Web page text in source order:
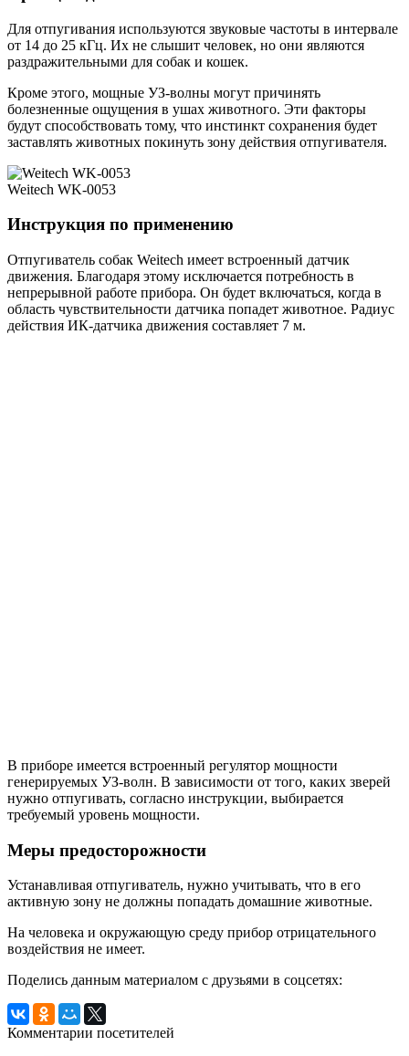
Для отпугивания используются звуковые частоты в интервале
от 14 до 25 кГц. Их не слышит человек, но они являются
раздражительными для собак и кошек.
Кроме этого, мощные УЗ-волны могут причинять
болезненные ощущения в ушах животного. Эти факторы
будут способствовать тому, что инстинкт сохранения будет
заставлять животных покинуть зону действия отпугивателя.
Weitech WK-0053
Инструкция по применению
Отпугиватель собак Weitech имеет встроенный датчик
движения. Благодаря этому исключается потребность в
непрерывной работе прибора. Он будет включаться, когда в
область чувствительности датчика попадет животное. Радиус
действия ИК-датчика движения составляет 7 м.
В приборе имеется встроенный регулятор мощности
генерируемых УЗ-волн. В зависимости от того, каких зверей
нужно отпугивать, согласно инструкции, выбирается
требуемый уровень мощности.
Меры предосторожности
Устанавливая отпугиватель, нужно учитывать, что в его
активную зону не должны попадать домашние животные.
На человека и окружающую среду прибор отрицательного
воздействия не имеет.
Поделись данным материалом с друзьями в соцсетях:
Комментарии посетителей